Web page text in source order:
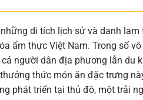
di tích lịch sử và danh
ẩm thực Việt Nam. Trong số
người dân địa phương lẫn du
thức món ăn đặc trưng
phát triển tại thủ đô, một trải